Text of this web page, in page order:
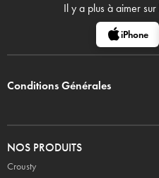
Il y a plus à aimer sur
iPhone
Conditions Générales
NOS PRODUITS
Crousty